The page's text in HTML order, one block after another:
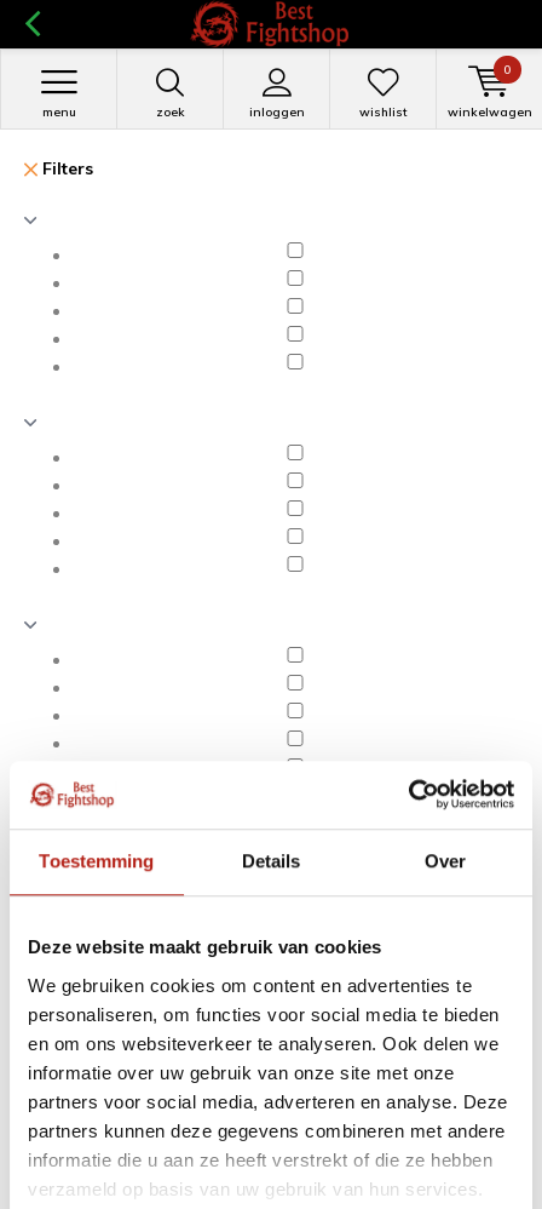
Toestemming Details Over
Deze website maakt gebruik van cookies
We gebruiken cookies om content en advertenties te
personaliseren, om functies voor social media te bieden
en om ons websiteverkeer te analyseren. Ook delen we
informatie over uw gebruik van onze site met onze
partners voor social media, adverteren en analyse. Deze
partners kunnen deze gegevens combineren met andere
informatie die u aan ze heeft verstrekt of die ze hebben
verzameld op basis van uw gebruik van hun services.
zoek inloggen
menu wishlist winkelwagen
0
Filters
Apply filters
Producten getagd met
Bodysnatch Bag Luxury
Producten
Filter
Sorteren op